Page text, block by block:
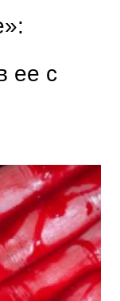
ее с